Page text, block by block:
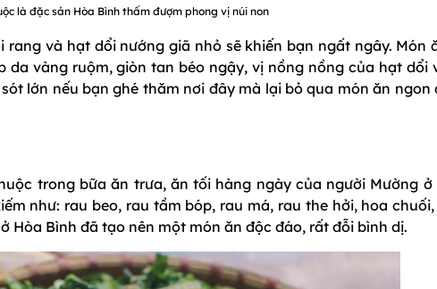
là đặc sản Hòa Bình thấm đượm phong vị núi non
và hạt dổi nướng giã nhỏ sẽ khiến bạn ngất ngây. Món
vàng ruộm, giòn tan béo ngậy, vị nồng nồng của hạt dổi
lớn nếu bạn ghé thăm nơi đây mà lại bỏ qua món ăn ngon
trong bữa ăn trưa, ăn tối hàng ngày của người Mường ở
như: rau beo, rau tầm bóp, rau má, rau the hởi, hoa
Hòa Bình đã tạo nên một món ăn độc đáo, rất đỗi bình dị.